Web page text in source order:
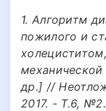
1. Алгоритм
пожилого и
др.] //
2017. - Т.6,